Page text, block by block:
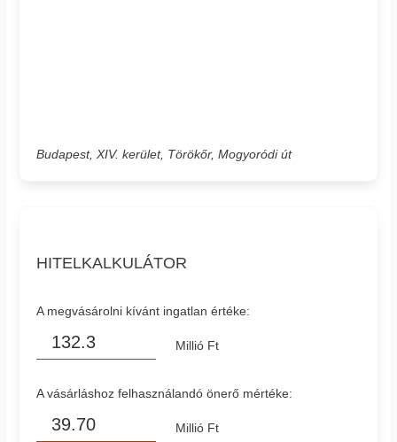
Budapest, XIV. kerület, Törökőr, Mogyoródi út
HITELKALKULÁTOR
A megvásárolni kívánt ingatlan értéke:
Millió Ft
A vásárláshoz felhasználandó önerő mértéke:
Millió Ft